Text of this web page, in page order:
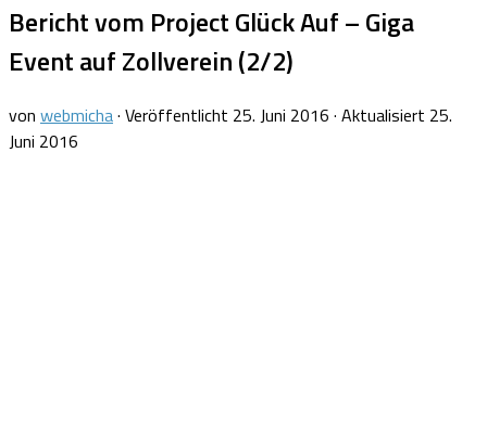
Bericht vom Project Glück Auf – Giga
Event auf Zollverein (2/2)
von webmicha· Veröffentlicht 25. Juni 2016 · Aktualisiert 25.
Juni 2016